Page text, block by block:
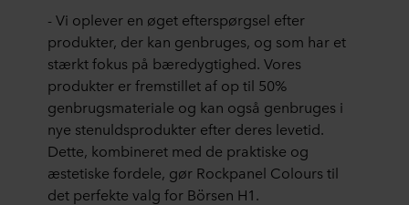
- Vi oplever en øget efterspørgsel efter
produkter, der kan genbruges, og som har et
stærkt fokus på bæredygtighed. Vores
produkter er fremstillet af op til 50%
genbrugsmateriale og kan også genbruges i
nye stenuldsprodukter efter deres levetid.
Dette, kombineret med de praktiske og
æstetiske fordele, gør Rockpanel Colours til
det perfekte valg for Börsen H1.